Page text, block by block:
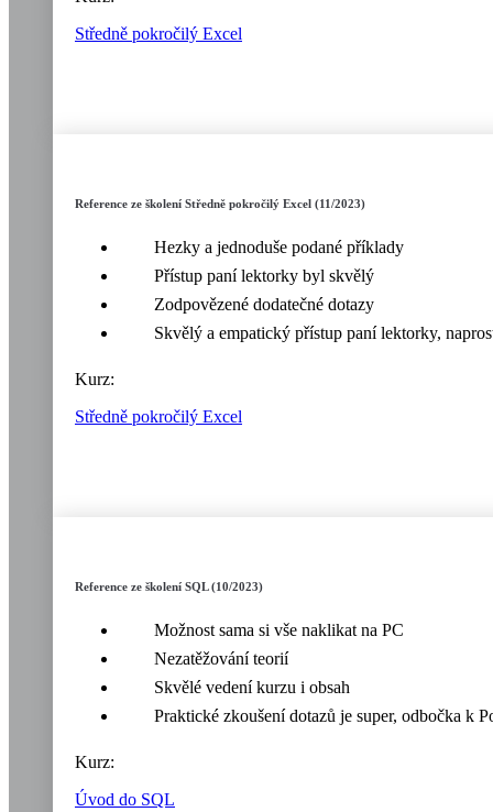
Středně pokročilý Excel
Reference ze školení Středně pokročilý Excel (11/2023)
Hezky a jednoduše podané příklady
Přístup paní lektorky byl skvělý
Zodpovězené dodatečné dotazy
Skvělý a empatický přístup paní lektorky,
Kurz:
Středně pokročilý Excel
Reference ze školení SQL (10/2023)
Možnost sama si vše naklikat na PC
Nezatěžování teorií
Skvělé vedení kurzu i obsah
Praktické zkoušení dotazů je super, odbočka k
Kurz:
Úvod do SQL